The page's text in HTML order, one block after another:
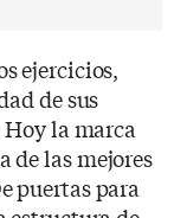
ejercicios,
de sus
la marca
de las mejores
puertas para